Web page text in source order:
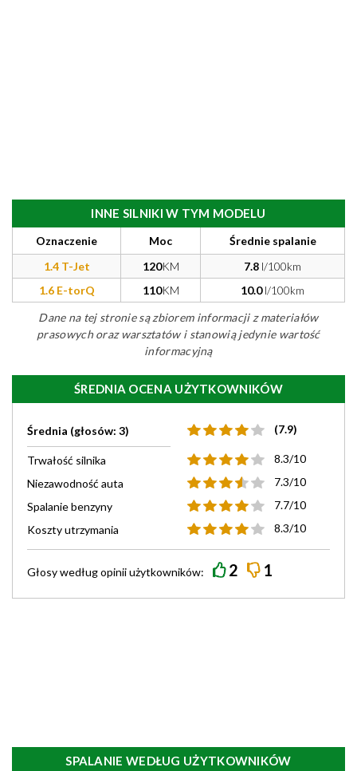
INNE SILNIKI W TYM MODELU
Oznaczenie Moc
Średnie spalanie
1.4 T-Jet
120KM 7.8 l/100km
1.6 E-torQ
110KM 10.0l/100km
Dane na tej stronie są zbiorem informacji z materiałów
prasowych oraz warsztatów i stanowią jedynie wartość
informacyjną
ŚREDNIA OCENA UŻYTKOWNIKÓW
Średnia (głosów: 3) (7.9)
Trwałość silnika
8.3/10
Niezawodność auta
7.3/10
Spalanie benzyny
7.7/10
Koszty utrzymania
8.3/10
Głosy wedługopiniiużytkowników: 2 1
SPALANIE WEDŁUG UŻYTKOWNIKÓW